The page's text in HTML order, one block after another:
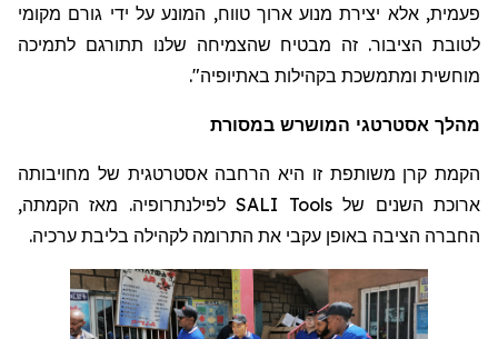
פעמית, אלא יצירת מנוע ארוך טווח, המונע על ידי גורם מקומי
לטובת הציבור. זה מבטיח שהצמיחה שלנו תתורגם לתמיכה
מוחשית ומתמשכת בקהילות באתיופיה".
מהלך אסטרטגי המושרש במסורת
הקמת קרן משותפת זו היא הרחבה אסטרטגית של מחויבותה
ארוכת השנים שלSALI Toolsלפילנתרופיה. מאז הקמתה,
החברה הציבה באופן עקבי את התרומה לקהילה בליבת ערכיה.